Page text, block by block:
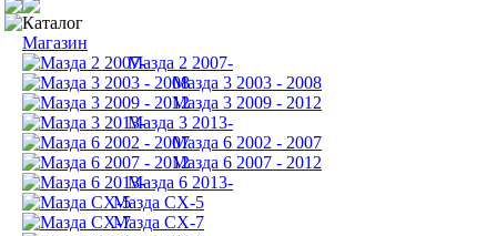
Каталог
Магазин
Мазда 2 2007-
Мазда 3 2003 - 2008
Мазда 3 2009 - 2012
Мазда 3 2013-
Мазда 6 2002 - 2007
Мазда 6 2007 - 2012
Мазда 6 2013-
Мазда CX-5
Мазда CX-7